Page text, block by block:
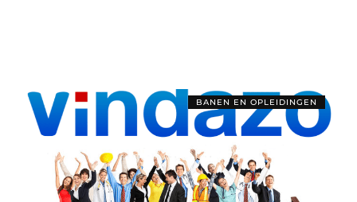
BANEN EN OPLEIDINGEN